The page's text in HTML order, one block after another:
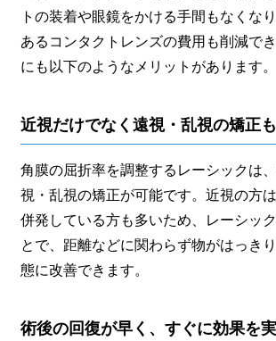
トの装着や眼鏡をかける手間もなくな
あるコンタクトレンズの費用も削減で
にも以下のようなメリットがあります。
近視だけでなく遠視・乱視の矯正
角膜の屈折率を調整するレーシックは
視・乱視の矯正が可能です。近視の方
併発している方も多いため、レーシッ
とで、距離などに関わらず物がはっき
態に改善できます。
術後の回復が早く、すぐに効果を